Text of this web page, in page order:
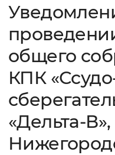
общего
КПК
«Дельта-